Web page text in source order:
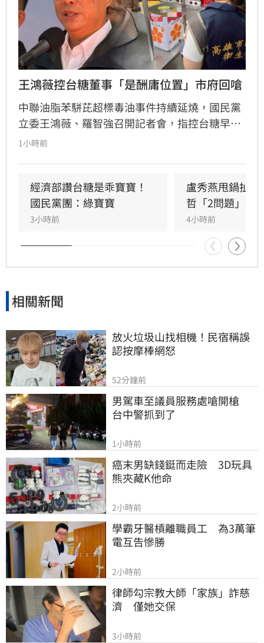
王鴻薇控台糖董事「是酬庸位置」市府回嗆
中聯油脂苯駢芘超標毒油事件持續延燒，國民黨
立委王鴻薇、羅智強召開記者會，指控台糖早在
五月即知情卻隱匿不報，並質疑台糖董事會淪為
回，強調陳其邁市長未曾推薦台糖人事，呼籲勿
惡意抹黑。同時，高市府反擊指出王鴻薇曾收受
遭重罰的南僑油脂政治獻金，質疑其發言動機。
雙方陣營針對台糖人事布局與食安通報責任展開
激烈政治攻防，事件背後的政治角力與食安疑雲
恐將持續擴大，民眾對於食安把關的信任度亦備
1小時前
經濟部讚台糖是乖寶寶！
國民黨團：綠寶寶
3小時前
盧秀燕甩鍋扯
哲「2問題」打
4小時前
相關新聞
放火垃圾山找相機！民宿稱誤
認按摩棒網怒
52分鐘前
男駕車至議員服務處嗆開槍
台中警抓到了
1小時前
癌末男缺錢鋌而走險　3D玩具
熊夾藏K他命
2小時前
學霸牙醫槓離職員工　為3萬筆
電互告慘勝
2小時前
律師勾宗教大師「家族」詐慈
濟　僅她交保
3小時前